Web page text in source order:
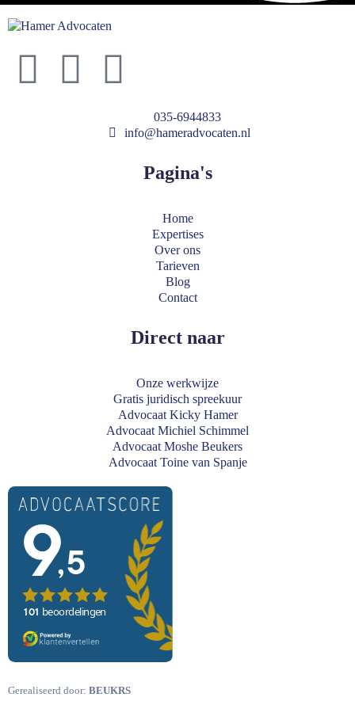
035-6944833
info@hameradvocaten.nl
Pagina's
Home
Expertises
Over ons
Tarieven
Blog
Contact
Direct naar
Onze werkwijze
Gratis juridisch spreekuur
Advocaat Kicky Hamer
Advocaat Michiel Schimmel
Advocaat Moshe Beukers
Advocaat Toine van Spanje
Gerealiseerd door: BEUKRS